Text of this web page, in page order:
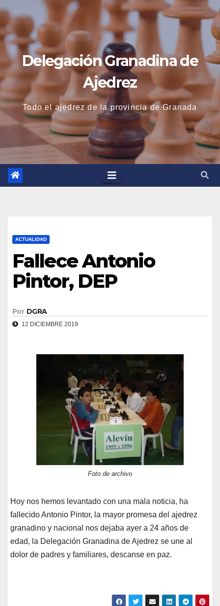
Saltar
contenido
Delegación Granadina de
Ajedrez
Todo el ajedrez de la provincia de Granada
ACTUALIDAD
Fallece Antonio
Pintor, DEP
Por DGRA
12 DICIEMBRE 2019
Foto de archivo
Hoy nos hemos levantado con una mala noticia, ha
fallecido Antonio Pintor, la mayor promesa del ajedrez
granadino y nacional nos dejaba ayer a 24 años de
edad, la Delegación Granadina de Ajedrez se une al
dolor de padres y familiares, descanse en paz.